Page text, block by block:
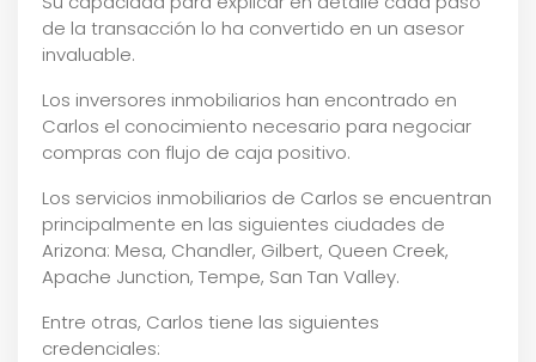
de la transacción lo ha convertido en un asesor
invaluable.
Los inversores inmobiliarios han encontrado en
Carlos el conocimiento necesario para negociar
compras con flujo de caja positivo.
Los servicios inmobiliarios de Carlos se encuentran
principalmente en las siguientes ciudades de
Arizona: Mesa, Chandler, Gilbert, Queen Creek,
Apache Junction, Tempe, San Tan Valley.
Entre otras, Carlos tiene las siguientes
credenciales: